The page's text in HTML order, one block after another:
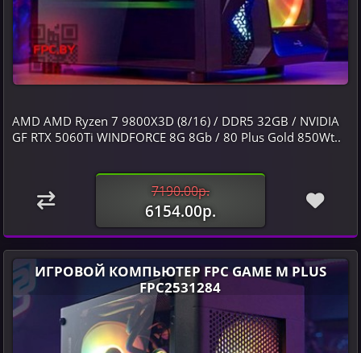
AMD AMD Ryzen 7 9800X3D (8/16) / DDR5 32GB / NVIDIA
GF RTX 5060Ti WINDFORCE 8G 8Gb / 80 Plus Gold 850Wt..
7190.00р.
6154.00р.
ИГРОВОЙ КОМПЬЮТЕР FPC GAME M PLUS
FPC2531284